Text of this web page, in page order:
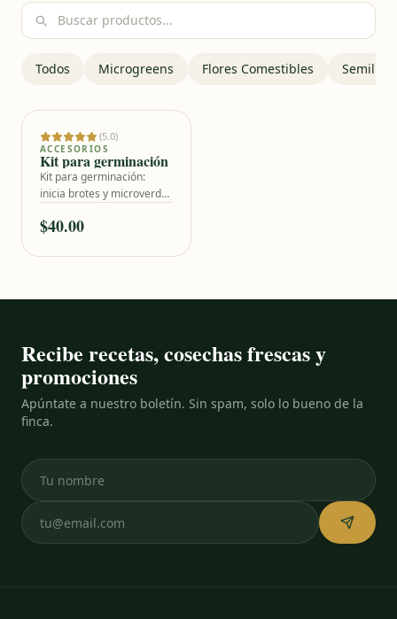
Todos Microgreens Flores Comestibles Semillas
Añadir al carrito
(5.0)
ACCESORIOS
Kit para germinación
Kit para germinación:
inicia brotes y microverdes
simple.
$40.00
Recibe recetas, cosechas frescas y
promociones
Apúntate a nuestro boletín. Sin spam, solo lo bueno de la
finca.